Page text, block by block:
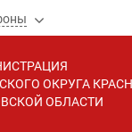
ОКРУГА
ОБЛАСТИ